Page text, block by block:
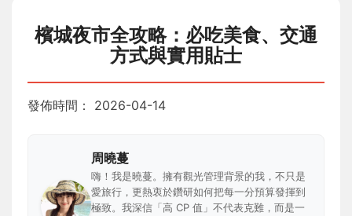
檳城夜市全攻略：必吃美食、交通
方式與實用貼士
發佈時間： 2026-04-14
周曉蔓
嗨！我是曉蔓。擁有觀光管理背景的我，不只是
愛旅行，更熱衷於鑽研如何把每一分預算發揮到
極致。我深信「高 CP 值」不代表克難，而是一